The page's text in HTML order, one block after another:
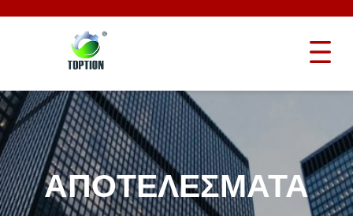
ΑΠΟΤΕΛΈΣΜΑΤΑ